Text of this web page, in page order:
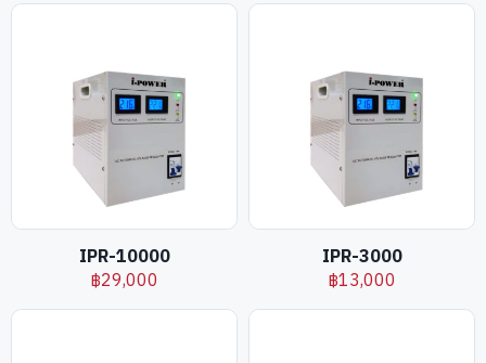
IPR-10000
฿29,000
IPR-3000
฿13,000